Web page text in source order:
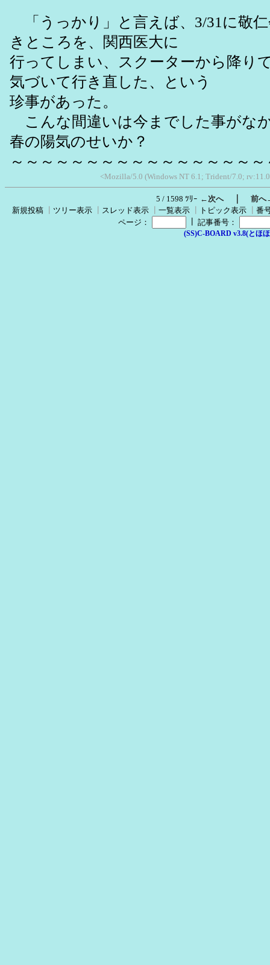
「うっかり」と言えば、3/31に敬
きところを、関西医大に
行ってしまい、スクーターから降り
気づいて行き直した、という
珍事があった。
こんな間違いは今までした事がな
春の陽気のせいか？
～～～～～～～～～～～～～～～～
<Mozilla/5.0 (Windows NT 6.1; Trident/7.0;
5 / 1598 ﾂﾘｰ ←次へ｜ 前
新規投稿
ツリー表示 スレッド表示 一覧表示 トピック表示
番
ページ：
記事番号：
(SS)C-BOARD v3.8(とほ